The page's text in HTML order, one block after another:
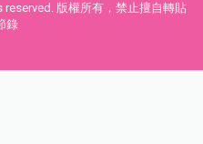
版權所有，禁止擅自轉貼
錄